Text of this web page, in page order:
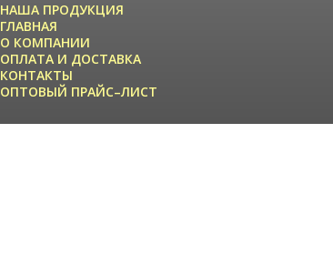
НАША ПРОДУКЦИЯ
ГЛАВНАЯ
О КОМПАНИИ
ОПЛАТА И ДОСТАВКА
КОНТАКТЫ
ОПТОВЫЙ ПРАЙС–ЛИСТ